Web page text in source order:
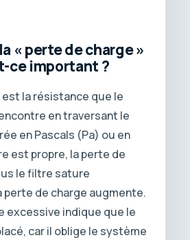
« perte de charge »
ce important ?
est la résistance que le
en traversant le
en Pascals (Pa) ou en
est propre, la perte de
le filtre sature
perte de charge augmente.
excessive indique que le
car il oblige le système